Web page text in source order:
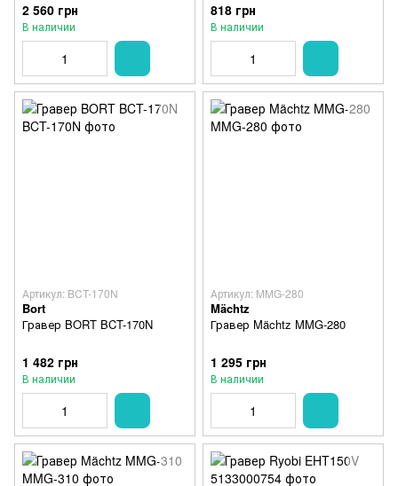
2 560 грн
В наличии
818 грн
В наличии
Артикул: BCT-170N
Bort
Гравер BORT BCT-170N
1 482 грн
В наличии
Артикул: MMG-280
Mächtz
Гравер Mächtz MMG-280
1 295 грн
В наличии